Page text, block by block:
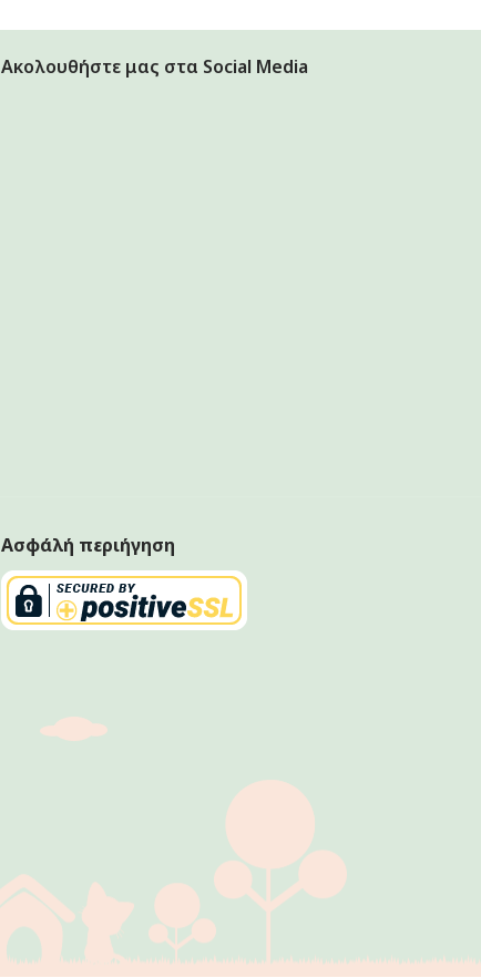
Ακολουθήστε μας στα Social Media
Ασφάλή περιήγηση